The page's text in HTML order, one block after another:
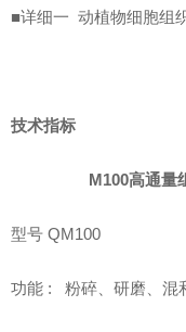
■详细一 动植物细胞组
技术指标
M100高通量
型号 QM100
功能 : 粉碎、研磨、